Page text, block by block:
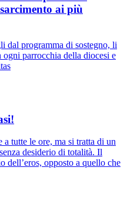
ai più
dal programma di sostegno, li
parrocchia della diocesi e
a tutte le ore, ma si tratta di un
desiderio di totalità. Il
dell’eros, opposto a quello che